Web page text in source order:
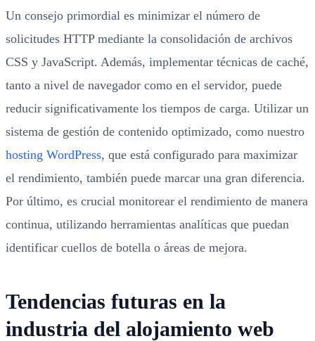
Un consejo primordial es minimizar el número de
solicitudes HTTP mediante la consolidación de archivos
CSS y JavaScript. Además, implementar técnicas de caché,
tanto a nivel de navegador como en el servidor, puede
reducir significativamente los tiempos de carga. Utilizar un
sistema de gestión de contenido optimizado, como nuestro
hosting WordPress, que está configurado para maximizar
el rendimiento, también puede marcar una gran diferencia.
Por último, es crucial monitorear el rendimiento de manera
continua, utilizando herramientas analíticas que puedan
identificar cuellos de botella o áreas de mejora.
Tendencias futuras en la
industria del alojamiento web